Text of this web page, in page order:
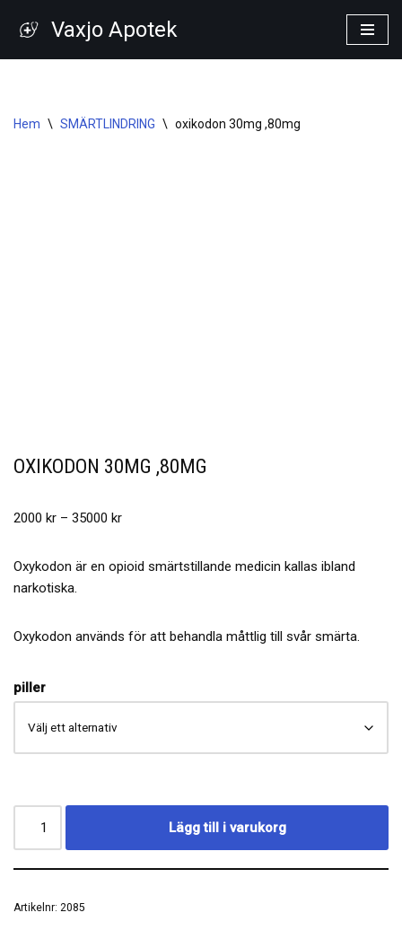
Vaxjo Apotek
Hem \ SMÄRTLINDRING \ oxikodon 30mg ,80mg
OXIKODON 30MG ,80MG
2000 kr – 35000 kr
Oxykodon är en opioid smärtstillande medicin kallas ibland
narkotiska.
Oxykodon används för att behandla måttlig till svår smärta.
piller
Lägg till i varukorg
Artikelnr: 2085